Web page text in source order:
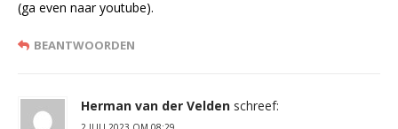
(ga even naar youtube).
BEANTWOORDEN
Herman van der Velden schreef: